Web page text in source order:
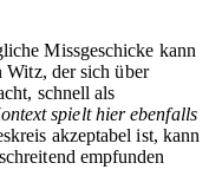
Missgeschicke kann
Witz, der sich über
schnell als
spielt hier ebenfalls
akzeptabel ist, kann
empfunden